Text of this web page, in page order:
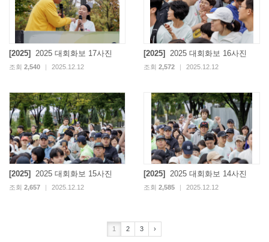
[2025] 2025 대회화보 17사진
조회 2,540 | 2025.12.12
[2025] 2025 대회화보 16사진
조회 2,572 | 2025.12.12
[2025] 2025 대회화보 15사진
조회 2,657 | 2025.12.12
[2025] 2025 대회화보 14사진
조회 2,585 | 2025.12.12
1 2 3 ›